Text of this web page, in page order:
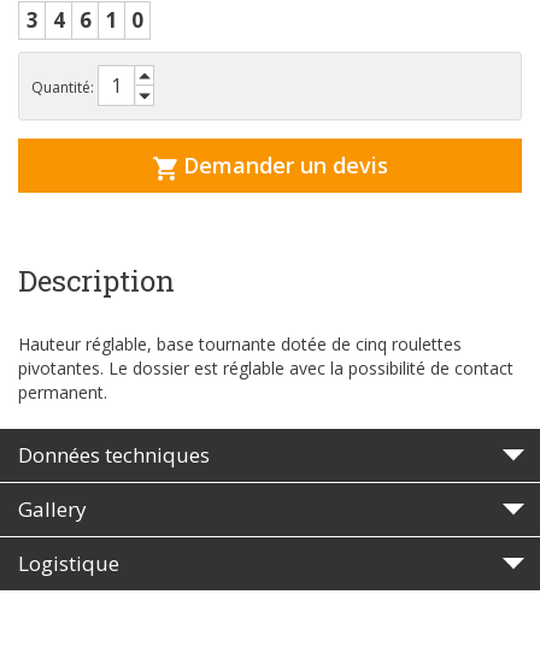
3 4 6 1 0
Quantité:
Demander un devis
Description
Hauteur réglable, base tournante dotée de cinq roulettes
pivotantes. Le dossier est réglable avec la possibilité de contact
permanent.
Données techniques
Gallery
Logistique